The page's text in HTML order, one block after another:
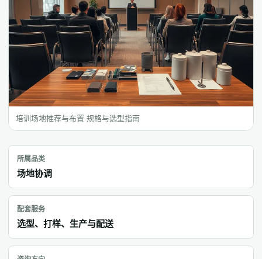
培训场地推荐与布置 规格与选型指南
所属品类
场地协调
配套服务
选型、打样、生产与配送